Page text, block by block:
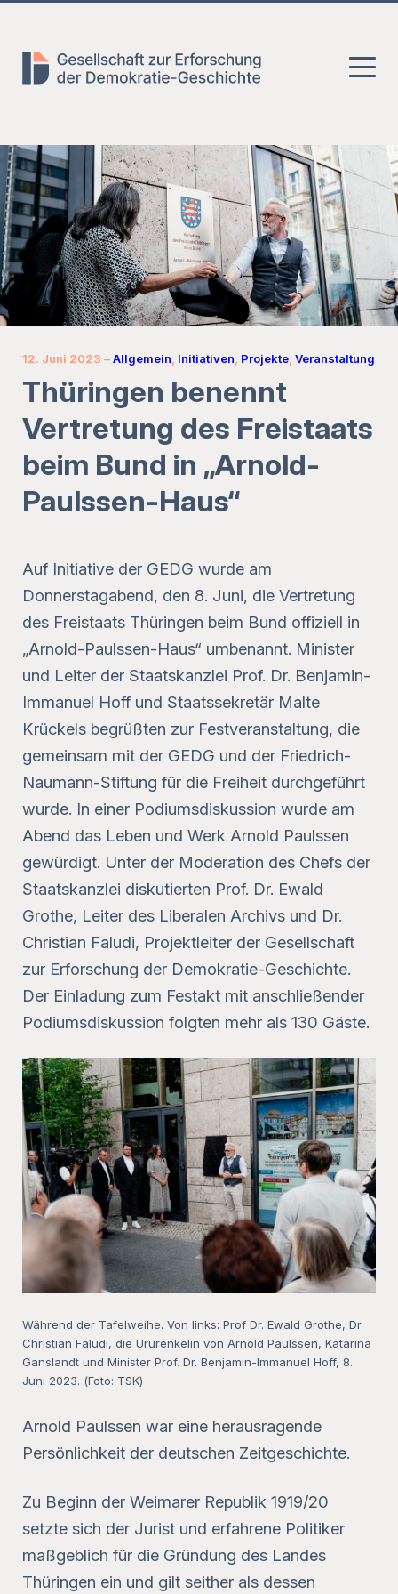
springen
springen
12. Juni 2023 –Allgemein Initiativen Projekte Veranstaltung
Thüringen benennt
Vertretung des Freistaats
beim Bund in „Arnold-
Paulssen-Haus“
Auf Initiative der GEDG wurde am
Donnerstagabend, den 8. Juni, die Vertretung
des Freistaats Thüringen beim Bund offiziell in
„Arnold-Paulssen-Haus“ umbenannt. Minister
und Leiter der Staatskanzlei Prof. Dr. Benjamin-
Immanuel Hoff und Staatssekretär Malte
Krückels begrüßten zur Festveranstaltung, die
gemeinsam mit der GEDG und der Friedrich-
Naumann-Stiftung für die Freiheit durchgeführt
wurde. In einer Podiumsdiskussion wurde am
Abend das Leben und Werk Arnold Paulssen
gewürdigt. Unter der Moderation des Chefs der
Staatskanzlei diskutierten Prof. Dr. Ewald
Grothe, Leiter des Liberalen Archivs und Dr.
Christian Faludi, Projektleiter der Gesellschaft
zur Erforschung der Demokratie-Geschichte.
Der Einladung zum Festakt mit anschließender
Podiumsdiskussion folgten mehr als 130 Gäste.
Während der Tafelweihe. Von links: Prof Dr. Ewald Grothe, Dr.
Christian Faludi, die Ururenkelin von Arnold Paulssen, Katarina
Ganslandt und Minister Prof. Dr. Benjamin-Immanuel Hoff, 8.
Juni 2023. (Foto: TSK)
Arnold Paulssen war eine herausragende
Persönlichkeit der deutschen Zeitgeschichte.
Zu Beginn der Weimarer Republik 1919/20
setzte sich der Jurist und erfahrene Politiker
maßgeblich für die Gründung des Landes
Thüringen ein und gilt seither als dessen